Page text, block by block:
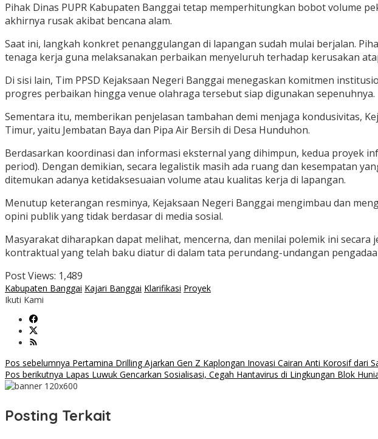
Pihak Dinas PUPR Kabupaten Banggai tetap memperhitungkan bobot volume
akhirnya rusak akibat bencana alam.
Saat ini, langkah konkret penanggulangan di lapangan sudah mulai berjalan.
tenaga kerja guna melaksanakan perbaikan menyeluruh terhadap kerusakan
Di sisi lain, Tim PPSD Kejaksaan Negeri Banggai menegaskan komitmen
progres perbaikan hingga venue olahraga tersebut siap digunakan sepenuhnya.
Sementara itu, memberikan penjelasan tambahan demi menjaga kondusivitas,
Timur, yaitu Jembatan Baya dan Pipa Air Bersih di Desa Hunduhon.
Berdasarkan koordinasi dan informasi eksternal yang dihimpun, kedua proyek
period). Dengan demikian, secara legalistik masih ada ruang dan kesempatan
ditemukan adanya ketidaksesuaian volume atau kualitas kerja di lapangan.
Menutup keterangan resminya, Kejaksaan Negeri Banggai mengimbau dan
opini publik yang tidak berdasar di media sosial.
Masyarakat diharapkan dapat melihat, mencerna, dan menilai polemik ini
kontraktual yang telah baku diatur di dalam tata perundang-undangan
Post Views: 1,489
Kabupaten Banggai Kajari Banggai Klarifikasi Proyek
Ikuti Kami
Navigasi
pos
Pos sebelumnya Pertamina Drilling Ajarkan Gen Z Kaplongan Inovasi Cairan Anti Korosif dari
Pos berikutnya Lapas Luwuk Gencarkan Sosialisasi, Cegah Hantavirus di Lingkungan Blok
Posting Terkait